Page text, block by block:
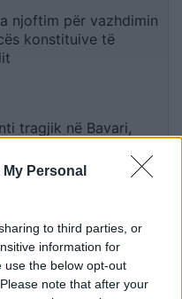
Personal
to third parties, or
information for
use the below opt-out
note that after your
njoftim për vazhdimin
konstituive të
tragjik në Bavari,
e tre viktimave nga
kërkon që gazetarëve
qasja në